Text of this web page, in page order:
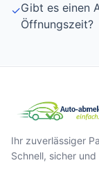
✓Gibt es einen
Öffnungszeit?
Ihr zuverlässiger
Schnell, sicher